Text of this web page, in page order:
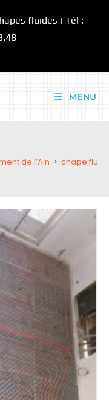
fluides | Tél :
MENU
de l’Ain > chape